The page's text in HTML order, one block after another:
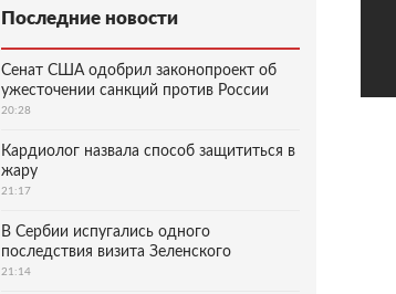
Последние новости
Сенат США одобрил законопроект об
ужесточении санкций против России
20:28
Кардиолог назвала способ защититься в
жару
21:17
В Сербии испугались одного
последствия визита Зеленского
21:14